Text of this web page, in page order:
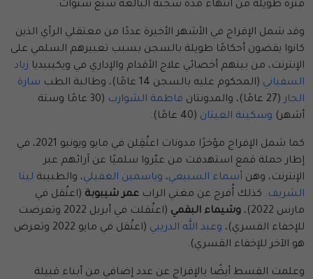
فترة طويلة من انتهاء مدة سجنه البالغة سبع سنوات.
وقد شمل الإفراج في الأشهر الأخيرة عددًا من معتقلي الرأي الذين
كانوا يقضون أحكامًا طويلة بالسجن بسبب تعبيرهم السلمي على
الإنترنت، من بينهم أخصائي علاج الأقدام والإداري في ويكيبيديا زياد
السفياني (المحكوم عليه بالسجن 14 عامًا)، وطالبة الطب
سارة
الجار (27 عامًا)، والمدونتان فاطمة الشوارب
(30 عامًا وستة
أشهر) وسكينة العيثان (40 عامًا).
كما شمل الإفراج مؤخرًا مدونات اعتُقِلن في مايو ويونيو 2021، في
إطار حملة قمع استهدفت من عبّروا سلميًا عن آرائهم عبر
الإنترنت، وهن أسماء السبيعي، وياسمين الغفيلي، والطبيبة لينا
الشريف. كذلك أُفرج عن مغني الراب عمر شيبوبة (اعتُقل في
مارس 2022)،
وشيماء البقمي
(اعتُقلت في أبريل 2022 وتعرضت
للإخفاء القسري)، وعبد الله الدريبي
(اعتُقل في مايو 2022 وتعرض
هو الآخر للإخفاء القسري).
وعلمت القسط أيضًا بالإفراج عن عدد إضافي من أبناء قبيلة